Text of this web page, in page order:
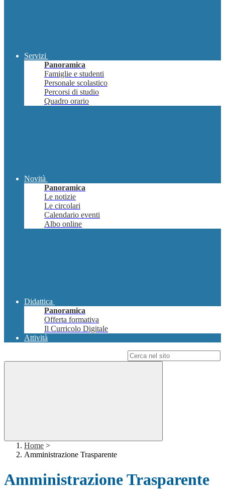
Servizi
Panoramica
Famiglie e studenti
Personale scolastico
Percorsi di studio
Quadro orario
Novità
Panoramica
Le notizie
Le circolari
Calendario eventi
Albo online
Didattica
Panoramica
Offerta formativa
Il Curricolo Digitale
Attività
Home >
Amministrazione Trasparente
Amministrazione Trasparente